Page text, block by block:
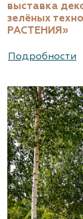
выставка
зелёных
РАСТЕНИЯ»
Подробности